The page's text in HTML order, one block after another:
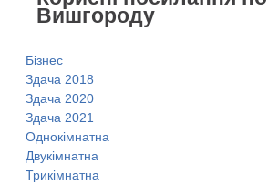
Вишгороду
Бізнес
Здача 2018
Здача 2020
Здача 2021
Однокімнатна
Двукімнатна
Трикімнатна